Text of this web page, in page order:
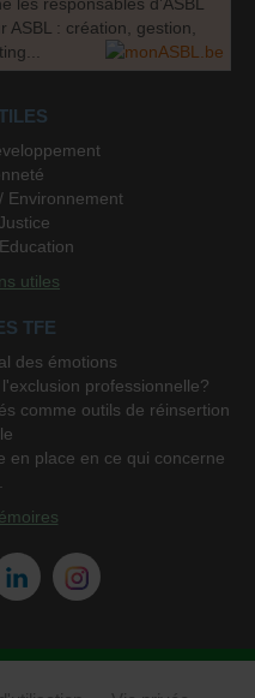
: création, gestion,
Environnement
utiles
TFE
des émotions
professionnelle?
comme outils de réinsertion
en place en ce qui concerne